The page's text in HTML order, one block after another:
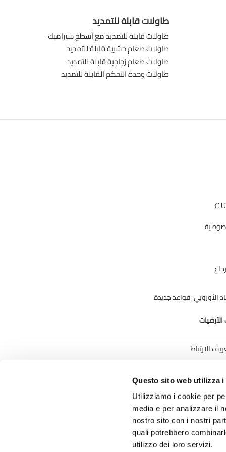
Questo sito web utilizza i
Utilizziamo i cookie per
media e per analizzare il
nostro sito con i nostri
quali potrebbero
utilizzo dei loro servizi.
طاولات قابلة للتمديد
طاولات قابلة للتمديد مع أسطح سيراميك
طاولات طعام خشبية قابلة للتمديد
طاولات طعام زجاجية قابلة للتمديد
طاولات وحدة التحكم القابلة للتمديد
الأوروبي: قواعد جديدة
الارتباط